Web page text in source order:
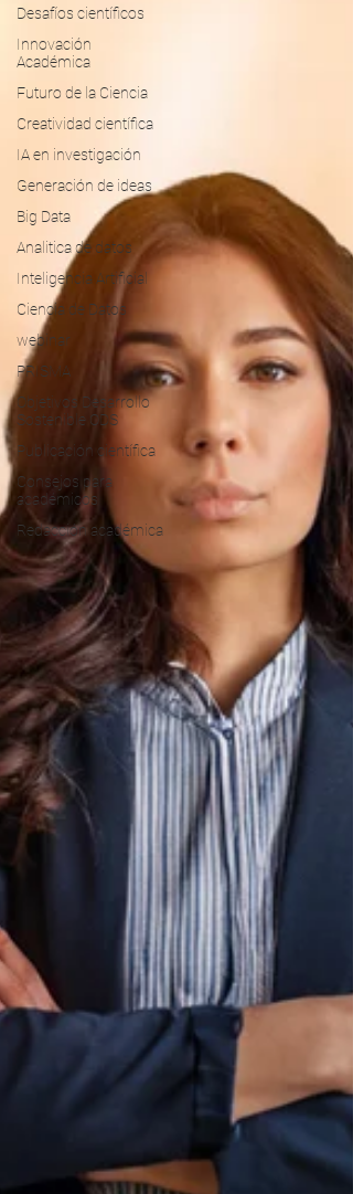
Desafíos científicos
Innovación
Académica
Futuro de la Ciencia
Creatividad científica
IA en investigación
Generación de ideas
Big Data
Analitica de datos
Inteligencia Artificial
Ciencia de Datos
webinar
PRISMA
Objetivos Desarrollo
Sostenible ODS
Publicación científica
Consejos para
académicos
Redacción académica